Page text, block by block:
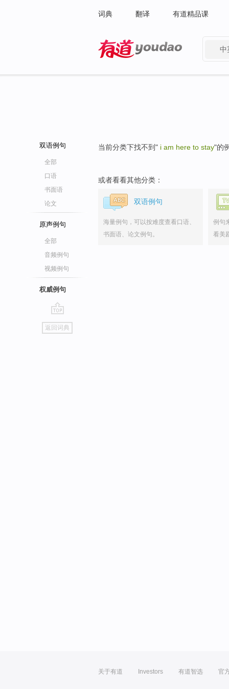
词典 翻译 有道精品课
中
双语例句
全部
口语
书面语
论文
原声例句
全部
音频例句
视频例句
权威例句
go
top
返回词典
当前分类下找不到" i am here to stay"的
或者看看其他分类：
双语例句
海量例句，可以按难度查看口语、
书面语、论文例句。
例句
看美
关于有道 Investors 有道智选 官